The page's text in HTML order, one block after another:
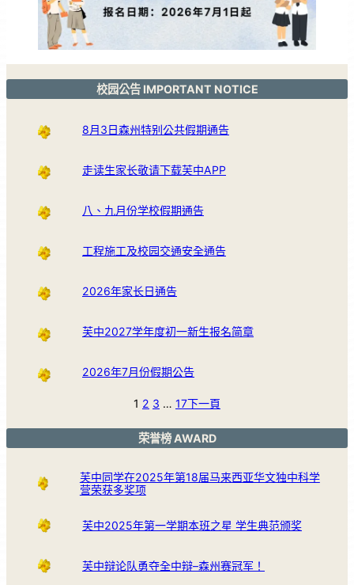
校园公告 IMPORTANT NOTICE
8月3日森州特别公共假期通告
走读生家长敬请下载芙中APP
八、九月份学校假期通告
工程施工及校园交通安全通告
2026年家长日通告
芙中2027学年度初一新生报名简章
2026年7月份假期公告
1 2 3 … 17下一頁
荣誉榜 AWARD
芙中同学在2025年第18届马来西亚华文独中科学
营荣获多奖项
芙中2025年第一学期本班之星 学生典范颁奖
芙中辩论队勇夺全中辩–森州赛冠军！